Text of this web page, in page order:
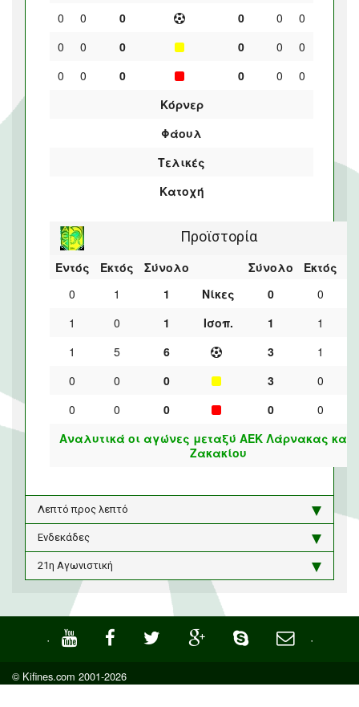
0 0 0 0 0
0
0
0 0 0 0
0
0
0 0 0 0
0
Κόρνερ
Φάουλ
Τελικές
Κατοχή
Προϊστορία
Εντός Εκτός Σύνολο Σύνολο Εκτός
0
1 1 Νίκες 0
0
1
0 1 Ισοπ. 1
1
1
5 6 3
1
0
0 0 3
0
0
0 0 0
0
Αναλυτικά οι αγώνες μεταξύ ΑΕΚ Λάρνακας και
Ζακακίου
Λεπτό προς λεπτό
Ενδεκάδες
21η Αγωνιστική
· ·
© Kifines.com 2001-2026